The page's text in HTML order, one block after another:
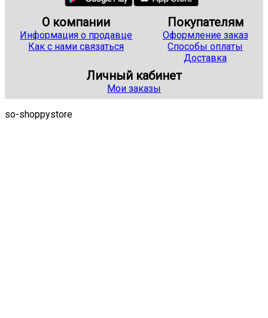
О компании
Информация о продавце
Как с нами связаться
Покупателям
Оформление заказ
Способы оплаты
Доставка
Личный кабинет
Мои заказы
so-shoppystore